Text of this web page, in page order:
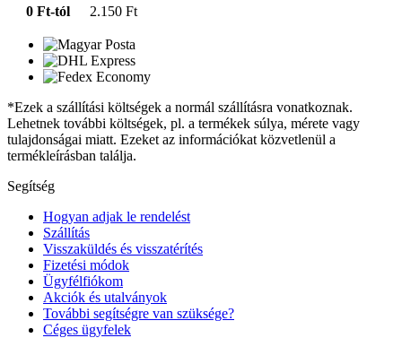
0 Ft-tól
2.150 Ft
*Ezek a szállítási költségek a normál szállításra vonatkoznak.
Lehetnek további költségek, pl. a termékek súlya, mérete vagy
tulajdonságai miatt. Ezeket az információkat közvetlenül a
termékleírásban találja.
Segítség
Hogyan adjak le rendelést
Szállítás
Visszaküldés és visszatérítés
Fizetési módok
Ügyfélfiókom
Akciók és utalványok
További segítségre van szüksége?
Céges ügyfelek